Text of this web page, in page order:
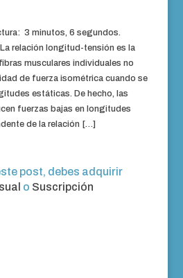
3 minutos, 6 segundos.
relación longitud-tensión es la
musculares individuales no
de fuerza isométrica cuando se
estáticas. De hecho, las
fuerzas bajas en longitudes
de la relación […]
post, debes adquirir
o Suscripción